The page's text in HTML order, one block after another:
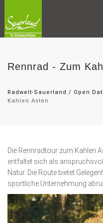
Rennrad - Zum
Radwelt-Sauerland / Open
Kahlen Asten
Die Rennradtour zum Kahlen
entfaltet sich als
Natur. Die Route bietet
sportliche Unternehmung